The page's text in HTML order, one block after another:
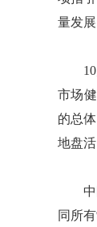
量发展
10月
市场
的总
地盘活
中国
同所